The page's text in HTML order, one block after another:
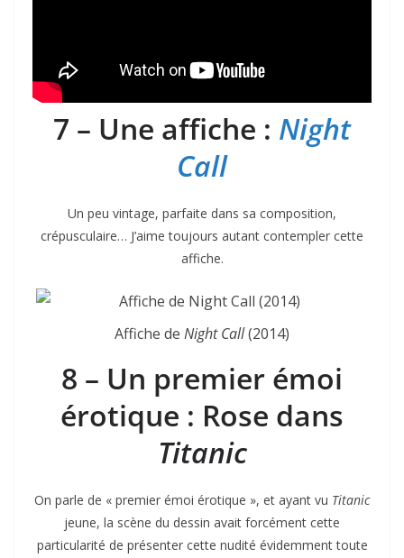
7 – Une affiche : Night
Call
Un peu vintage, parfaite dans sa composition,
crépusculaire… J’aime toujours autant contempler cette
affiche.
Affiche de Night Call(2014)
8 – Un premier émoi
érotique : Rose dans
Titanic
On parle de « premier émoi érotique », et ayant vu Titanic
jeune, la scène du dessin avait forcément cette
particularité de présenter cette nudité évidemment toute